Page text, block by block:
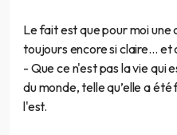
Le fait est que pour moi
toujours encore si claire… et
- Que ce n'est pas la vie qui
du monde, telle qu’elle a été
l'est.